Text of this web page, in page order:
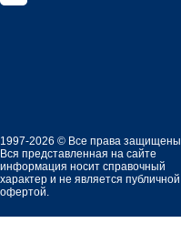
1997-2026 © Все права защищены
Вся представленная на сайте
информация носит справочный
характер и не является публичной
офертой.